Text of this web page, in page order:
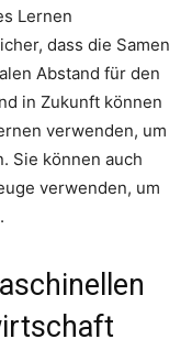
Lernen
dass die Samen
Abstand für den
in Zukunft können
verwenden, um
Sie können auch
verwenden, um